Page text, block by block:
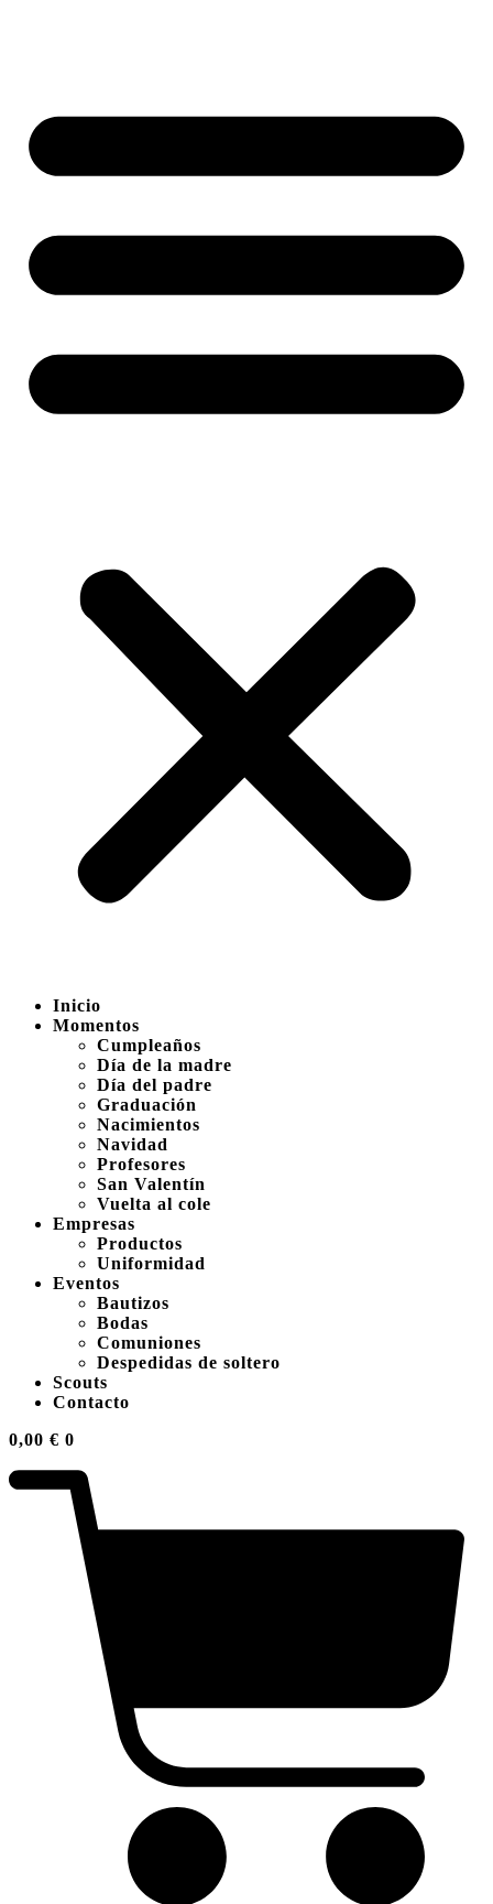
Inicio
Momentos
Cumpleaños
Día de la madre
Día del padre
Graduación
Nacimientos
Navidad
Profesores
San Valentín
Vuelta al cole
Empresas
Productos
Uniformidad
Eventos
Bautizos
Bodas
Comuniones
Despedidas de soltero
Scouts
Contacto
0,00 € 0